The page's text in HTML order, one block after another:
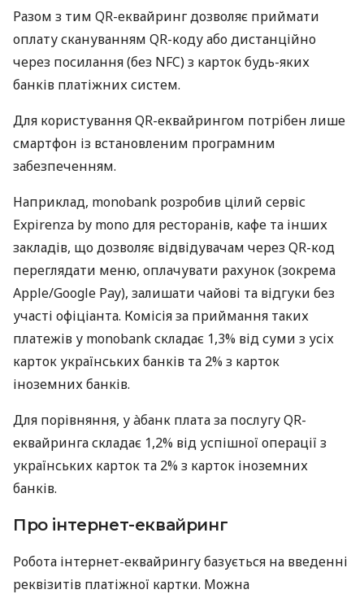
Разом з тим QR-еквайринг дозволяє приймати
оплату скануванням QR-коду або дистанційно
через посилання (без NFC) з карток будь-яких
банків платіжних систем.
Для користування QR-еквайрингом потрібен лише
смартфон із встановленим програмним
забезпеченням.
Наприклад, monobank розробив цілий сервіс
Expirenza by mono для ресторанів, кафе та інших
закладів, що дозволяє відвідувачам через QR-код
переглядати меню, оплачувати рахунок (зокрема
Apple/Google Pay), залишати чайові та відгуки без
участі офіціанта. Комісія за приймання таких
платежів у monobank складає 1,3% від суми з усіх
карток українських банків та 2% з карток
іноземних банків.
Для порівняння, у àбанк плата за послугу QR-
еквайринга складає 1,2% від успішної операції з
українських карток та 2% з карток іноземних
банків.
Про інтернет-еквайринг
Робота інтернет-еквайрингу базується на введенні
реквізитів платіжної картки. Можна